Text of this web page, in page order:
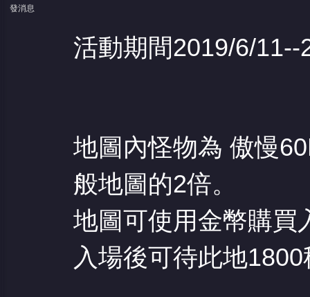
發消息
活動期間2019/6/11--
地圖內怪物為 傲慢
般地圖的2倍。
地圖可使用金幣購買
入場後可待此地